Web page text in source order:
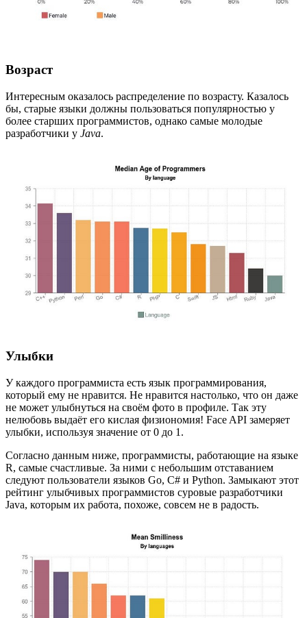
Возраст
Интересным оказалось распределение по возрасту. Казалось
бы, старые языки должны пользоваться популярностью у
более старших программистов, однако самые молодые
разработчики у Java.
Улыбки
У каждого программиста есть язык программирования,
который ему не нравится. Не нравится настолько, что он даже
не может улыбнуться на своём фото в профиле. Так эту
нелюбовь выдаёт его кислая физиономия! Face API замеряет
улыбки, используя значение от 0 до 1.
Согласно данным ниже, программисты, работающие на языке
R, самые счастливые. За ними с небольшим отставанием
следуют пользователи языков Go, C# и Python. Замыкают этот
рейтинг улыбчивых программистов суровые разработчики
Java, которым их работа, похоже, совсем не в радость.